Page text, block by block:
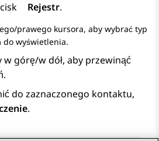
Rejestr.
prawego kursora, aby wybrać typ
do wyświetlenia.
w górę/w dół, aby przewinąć
do zaznaczonego kontaktu,
.